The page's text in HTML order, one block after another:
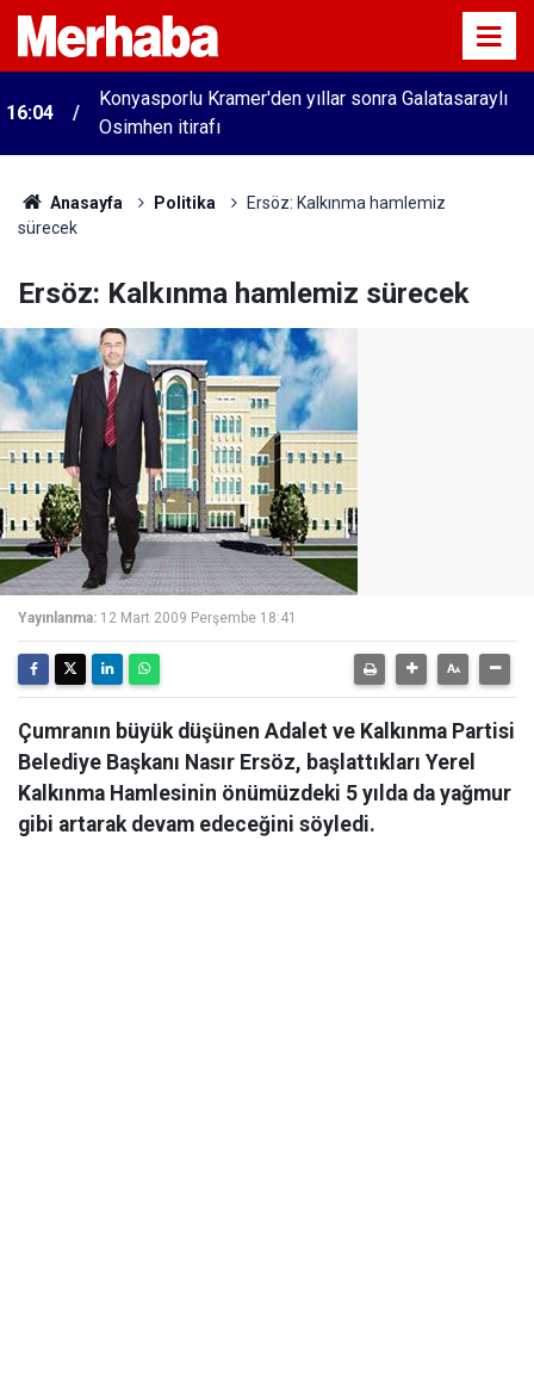
16:04
Konyasporlu Kramer'den yıllar sonra Galatasaraylı
Osimhen itirafı
Anasayfa Politika
Ersöz: Kalkınma hamlemiz
sürecek
Ersöz: Kalkınma hamlemiz sürecek
Yayınlanma: 12 Mart 2009 Perşembe 18:41
Çumranın büyük düşünen Adalet ve Kalkınma Partisi
Belediye Başkanı Nasır Ersöz, başlattıkları Yerel
Kalkınma Hamlesinin önümüzdeki 5 yılda da yağmur
gibi artarak devam edeceğini söyledi.